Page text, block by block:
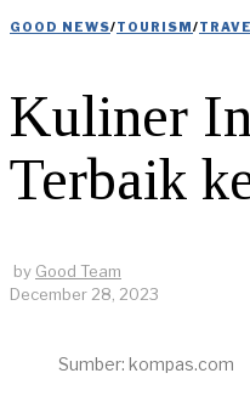
GOOD NEWS/TOURISM/
Kuliner
Terbaik
by Good Team
December 28, 2023
Sumber: kompas.com